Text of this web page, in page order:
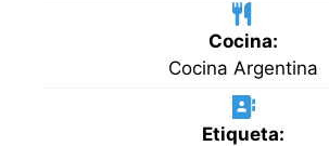
Cocina:
Cocina Argentina
Etiqueta: